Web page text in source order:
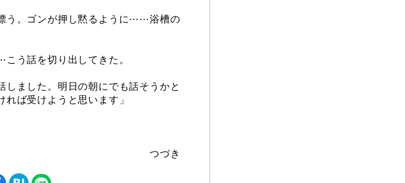
う。ゴンが押し黙るように⋯⋯浴槽の
う話を切り出してきた。
ました。明日の朝にでも話そうかと
ば受けようと思います」
つづき